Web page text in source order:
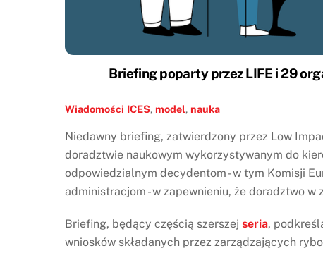
Briefing poparty przez LIFE i 29
Wiadomości ICES, model, nauka
Niedawny briefing, zatwierdzony przez Low
doradztwie naukowym wykorzystywanym do
odpowiedzialnym decydentom - w tym Komisji
administracjom - w zapewnieniu, że doradztwo
Briefing, będący częścią szerszej seria,
wniosków składanych przez zarządzających